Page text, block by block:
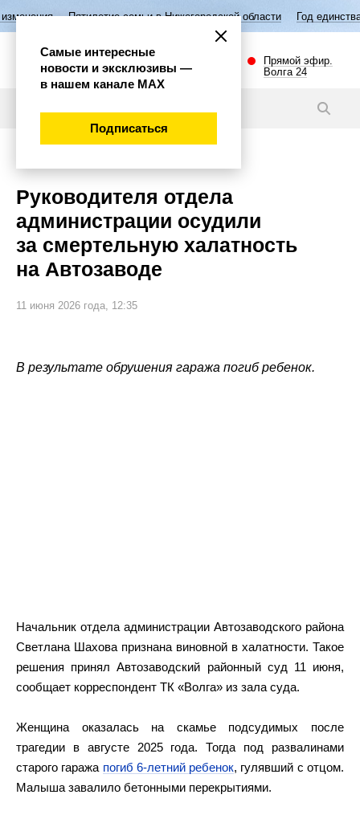
семьи в Нижегородской области Год единства народов
Прямой эфир.
Волга 24
Руководителя отдела
администрации осудили
за смертельную халатность
на Автозаводе
11 июня 2026 года, 12:35
В результате обрушения гаража погиб ребенок.
Начальник отдела администрации Автозаводского района
Светлана Шахова признана виновной в халатности. Такое
решения принял Автозаводский районный суд 11 июня,
сообщает корреспондент ТК «Волга» из зала суда.
Женщина оказалась на скамье подсудимых после
трагедии в августе 2025 года. Тогда под развалинами
старого гаража погиб 6-летний ребенок, гулявший с отцом.
Малыша завалило бетонными перекрытиями.
Самые интересные
новости и эксклюзивы —
в нашем канале МАХ
Подписаться